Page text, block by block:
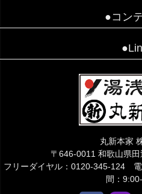
●コン
丸新本家
〒646-0011 和歌山県
フリーダイヤル：0120-345-124
間：